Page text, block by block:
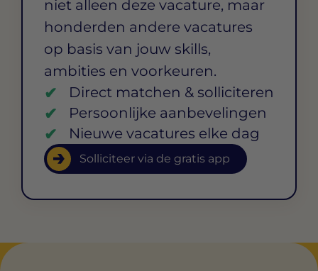
niet alleen deze vacature, maar
honderden andere vacatures
op basis van jouw skills,
ambities en voorkeuren.
Direct matchen & solliciteren
Persoonlijke aanbevelingen
Nieuwe vacatures elke dag
Solliciteer via de gratis app